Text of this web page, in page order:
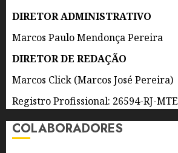
EUROPA,
ESTADOS
UNIDOS
E A
AMÉRICA
LATINA
CANTANDO
A
CULTURA
DIRETOR ADMINISTRATIVO
Marcos Paulo Mendonça Pereira
DIRETOR DE REDAÇÃO
Marcos Click (Marcos José Pereira)
Registro Profissional: 26594-RJ-MTE
COLABORADORES